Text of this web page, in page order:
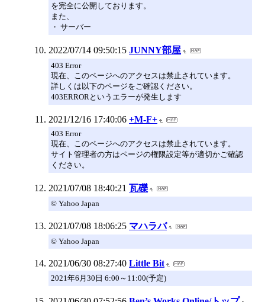
を完全に公開しております。
また、
・ サーバー
2022/07/14 09:50:15 JUNNY部屋
403 Error
現在、このページへのアクセスは禁止されています。
詳しくは以下のページをご確認ください。
403ERRORというエラーが発生します
2021/12/16 17:40:06 +M-F+
403 Error
現在、このページへのアクセスは禁止されています。
サイト管理者の方はページの権限設定等が適切かご確認
ください。
2021/07/08 18:40:21 瓦礫
© Yahoo Japan
2021/07/08 18:06:25 マハラバ
© Yahoo Japan
2021/06/30 08:27:40 Little Bit
2021年6月30日 6:00～11:00(予定)